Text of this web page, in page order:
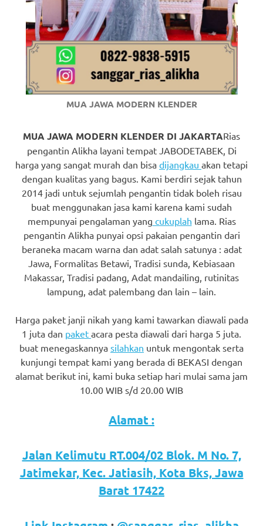
these
guys
comment
here
replica
watches.
favorite
replica
watches.
Hours
Discover
More
MUA JAWA MODERN KLENDER
MUA JAWA MODERN KLENDER DI JAKARTARias
pengantin Alikha layani tempat JABODETABEK, Di
harga yang sangat murah dan bisa dijangkau akan tetapi
dengan kualitas yang bagus. Kami berdiri sejak tahun
2014 jadi untuk sejumlah pengantin tidak boleh risau
buat menggunakan jasa kami karena kami sudah
mempunyai pengalaman yang cukuplah lama. Rias
pengantin Alikha punyai opsi pakaian pengantin dari
beraneka macam warna dan adat salah satunya : adat
Jawa, Formalitas Betawi, Tradisi sunda, Kebiasaan
Makassar, Tradisi padang, Adat mandailing, rutinitas
lampung, adat palembang dan lain – lain.
Harga paket janji nikah yang kami tawarkan diawali pada
1 juta dan paket acara pesta diawali dari harga 5 juta.
buat menegaskannya silahkan untuk mengontak serta
kunjungi tempat kami yang berada di BEKASI dengan
alamat berikut ini, kami buka setiap hari mulai sama jam
10.00 WIB s/d 20.00 WIB
Alamat :
Jalan Kelimutu RT.004/02 Blok. M No. 7,
Jatimekar, Kec. Jatiasih, Kota Bks, Jawa
Barat 17422